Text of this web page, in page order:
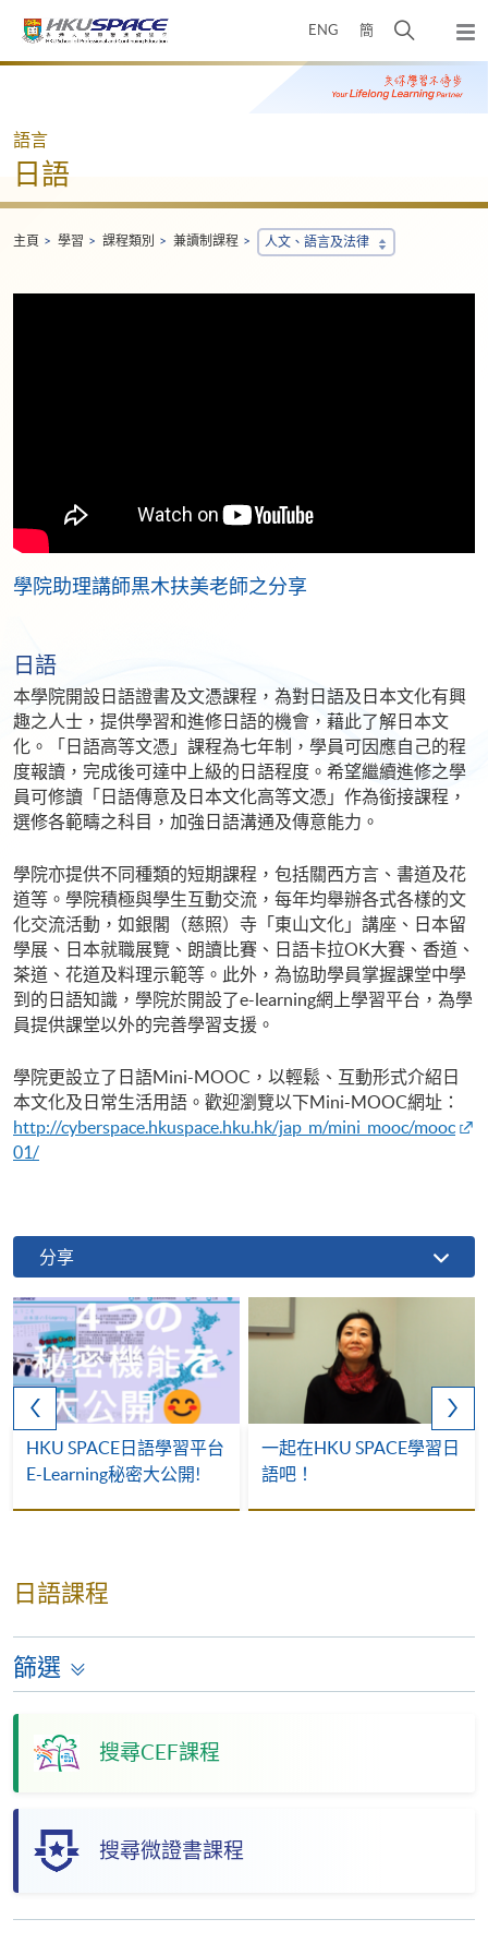
ENG 簡
開
搜
尋
彈
出
主
Main
語言
日語
主頁 學習 課程類別 兼讀制課程 人文、語言及法律
學院助理講師黒木扶美老師之分享
日語
本學院開設日語證書及文憑課程，為對日語及日本文化有興
趣之人士，提供學習和進修日語的機會，藉此了解日本文
化。「日語高等文憑」課程為七年制，學員可因應自己的程
度報讀，完成後可達中上級的日語程度。希望繼續進修之學
員可修讀「日語傳意及日本文化高等文憑」作為銜接課程，
選修各範疇之科目，加強日語溝通及傳意能力。
學院亦提供不同種類的短期課程，包括關西方言、書道及花
道等。學院積極與學生互動交流，每年均舉辦各式各樣的文
化交流活動，如銀閣（慈照）寺「東山文化」講座、日本留
學展、日本就職展覽、朗讀比賽、日語卡拉OK大賽、香道、
茶道、花道及料理示範等。此外，為協助學員掌握課堂中學
到的日語知識，學院於開設了e-learning網上學習平台，為學
員提供課堂以外的完善學習支援。
學院更設立了日語Mini-MOOC，以輕鬆、互動形式介紹日
本文化及日常生活用語。歡迎瀏覽以下Mini-MOOC網址：
http://cyberspace.hkuspace.hku.hk/jap_m/mini_mooc/mooc
01/
分享
HKU SPACE日語學習平台
E-Learning秘密大公開!
一起在HKU SPACE學習日
語吧！
日語課程
篩選
搜尋CEF課程
搜尋微證書課程